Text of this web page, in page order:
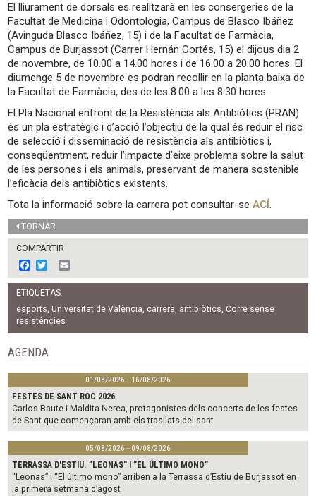
El lliurament de dorsals es realitzarà en les consergeries de la
Facultat de Medicina i Odontologia, Campus de Blasco Ibáñez
(Avinguda Blasco Ibáñez, 15) i de la Facultat de Farmàcia,
Campus de Burjassot (Carrer Hernán Cortés, 15) el dijous dia 2
de novembre, de 10.00 a 14.00 hores i de 16.00 a 20.00 hores. El
diumenge 5 de novembre es podran recollir en la planta baixa de
la Facultat de Farmàcia, des de les 8.00 a les 8.30 hores.
El Pla Nacional enfront de la Resistència als Antibiòtics (PRAN)
és un pla estratègic i d’acció l’objectiu de la qual és reduir el risc
de selecció i disseminació de resistència als antibiòtics i,
conseqüentment, reduir l’impacte d’eixe problema sobre la salut
de les persones i els animals, preservant de manera sostenible
l’eficàcia dels antibiòtics existents.
Tota la informació sobre la carrera pot consultar-seACÍ.
TORNAR
COMPARTIR
F
a
c
e
b
o
o
w
i
t
t
e
r
m
a
l
ETIQUETAS
esports, Universitat de València, carrera, antibiòtics, Corre sense
resistències
AGENDA
01/08/2026 - 16/08/2026
FESTES DE SANT ROC 2026
Carlos Baute i Maldita Nerea, protagonistes dels concerts de les festes
de Sant que començaran amb els trasllats del sant
05/08/2026 - 09/08/2026
TERRASSA D'ESTIU. "LEONAS" I "EL ÚLTIMO MONO"
“Leonas” i “El último mono” arriben a la Terrassa d’Estiu de Burjassot en
la primera setmana d’agost